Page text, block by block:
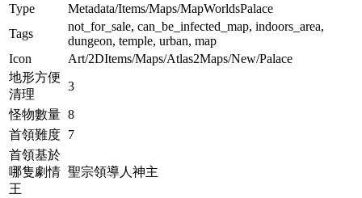
Type
Metadata/Items/Maps/MapWorldsPalace
Tags
not_for_sale, can_be_infected_map, indoors_area,
dungeon, temple, urban, map
Icon
Art/2DItems/Maps/Atlas2Maps/New/Palace
地形方便
清理
3
怪物數量 8
首領難度 7
首領基於
哪隻劇情
王
聖宗領導人神主